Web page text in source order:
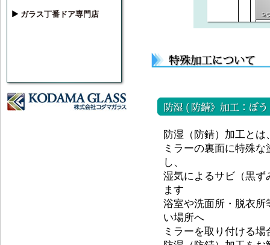
防湿（防錆）加工とは
ミラーの裏面に特殊な
し、
湿気によるサビ（黒ず
ます
浴室や洗面所・脱衣所
い場所へ
ミラーを取り付ける場
ガラス丁番ドア専門店